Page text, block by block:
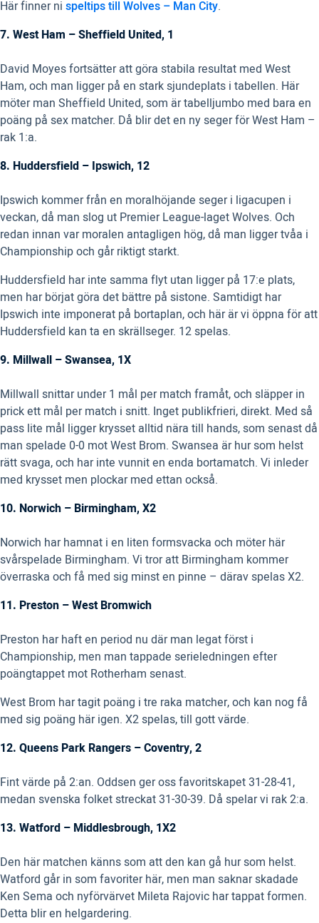
Här finner ni speltips till Wolves – Man City.
7. West Ham – Sheffield United, 1
David Moyes fortsätter att göra stabila resultat med West
Ham, och man ligger på en stark sjundeplats i tabellen. Här
möter man Sheffield United, som är tabelljumbo med bara en
poäng på sex matcher. Då blir det en ny seger för West Ham –
rak 1:a.
8. Huddersfield – Ipswich, 12
Ipswich kommer från en moralhöjande seger i ligacupen i
veckan, då man slog ut Premier League-laget Wolves. Och
redan innan var moralen antagligen hög, då man ligger tvåa i
Championship och går riktigt starkt.
Huddersfield har inte samma flyt utan ligger på 17:e plats,
men har börjat göra det bättre på sistone. Samtidigt har
Ipswich inte imponerat på bortaplan, och här är vi öppna för att
Huddersfield kan ta en skrällseger. 12 spelas.
9. Millwall – Swansea, 1X
Millwall snittar under 1 mål per match framåt, och släpper in
prick ett mål per match i snitt. Inget publikfrieri, direkt. Med så
pass lite mål ligger krysset alltid nära till hands, som senast då
man spelade 0-0 mot West Brom. Swansea är hur som helst
rätt svaga, och har inte vunnit en enda bortamatch. Vi inleder
med krysset men plockar med ettan också.
10. Norwich – Birmingham, X2
Norwich har hamnat i en liten formsvacka och möter här
svårspelade Birmingham. Vi tror att Birmingham kommer
överraska och få med sig minst en pinne – därav spelas X2.
11. Preston – West Bromwich
Preston har haft en period nu där man legat först i
Championship, men man tappade serieledningen efter
poängtappet mot Rotherham senast.
West Brom har tagit poäng i tre raka matcher, och kan nog få
med sig poäng här igen. X2 spelas, till gott värde.
12. Queens Park Rangers – Coventry, 2
Fint värde på 2:an. Oddsen ger oss favoritskapet 31-28-41,
medan svenska folket streckat 31-30-39. Då spelar vi rak 2:a.
13. Watford – Middlesbrough, 1X2
Den här matchen känns som att den kan gå hur som helst.
Watford går in som favoriter här, men man saknar skadade
Ken Sema och nyförvärvet Mileta Rajovic har tappat formen.
Detta blir en helgardering.